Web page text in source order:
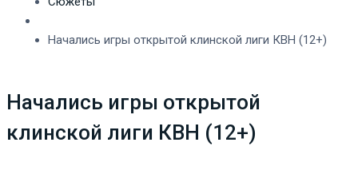
Начались игры открытой клинской лиги КВН (12+)
Начались игры открытой
клинской лиги КВН (12+)